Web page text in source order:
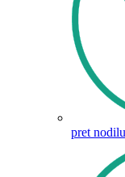
pret